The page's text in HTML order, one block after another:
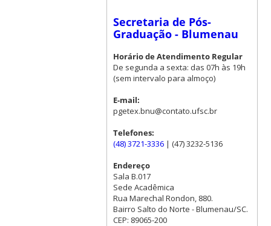
Secretaria de Pós-
Graduação - Blumenau
Horário de Atendimento Regular
De segunda a sexta: das 07h às 19h
(sem intervalo para almoço)
E-mail:
pgetex.bnu@contato.ufsc.br
Telefones:
(48) 3721-3336| (47) 3232-5136
Endereço
Sala B.017
Sede Acadêmica
Rua Marechal Rondon, 880.
Bairro Salto do Norte - Blumenau/SC.
CEP: 89065-200